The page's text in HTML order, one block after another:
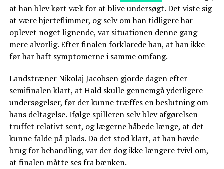
at han blev kørt væk for at blive undersøgt. Det viste sig
at være hjerteflimmer, og selv om han tidligere har
oplevet noget lignende, var situationen denne gang
mere alvorlig. Efter finalen forklarede han, at han ikke
før har haft symptomerne i samme omfang.
Landstræner Nikolaj Jacobsen gjorde dagen efter
semifinalen klart, at Hald skulle gennemgå yderligere
undersøgelser, før der kunne træffes en beslutning om
hans deltagelse. Ifølge spilleren selv blev afgørelsen
truffet relativt sent, og lægerne håbede længe, at det
kunne falde på plads. Da det stod klart, at han havde
brug for behandling, var der dog ikke længere tvivl om,
at finalen måtte ses fra bænken.